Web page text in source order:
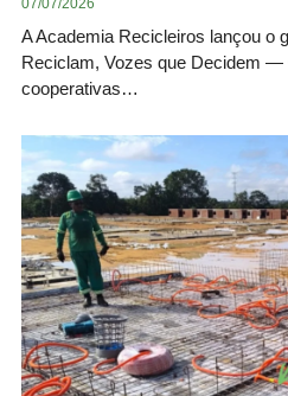
07/07/2026
A Academia Recicleiros lançou o
Reciclam, Vozes que Decidem —
cooperativas…